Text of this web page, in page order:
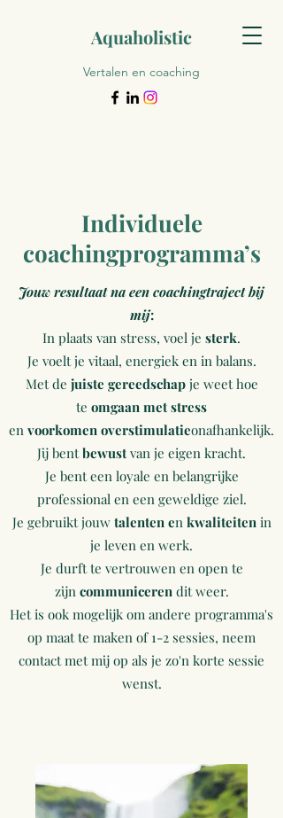
Aquaholistic
Vertalen en coaching
Individuele
coachingprogramma’s
Jouw resultaat na een coachingtraject bij
mij:
In plaats van stress, voel je sterk.
Je voelt je vitaal, energiek en in balans.
Met de juiste gereedschapje weet hoe
te omgaan met stress
en voorkomen overstimulatieonafhankelijk.
Jij bentbewustvan je eigen kracht.
Je bent een loyale en belangrijke
professional en een geweldige ziel.
Je gebruikt jouw talenten en kwaliteiten in
je leven en werk.
Je durft te vertrouwen en open te
zijn communiceren dit weer.
Het is ook mogelijk om andere programma's
op maat te maken of 1-2 sessies, neem
contact met mij op als je zo'n korte sessie
wenst.